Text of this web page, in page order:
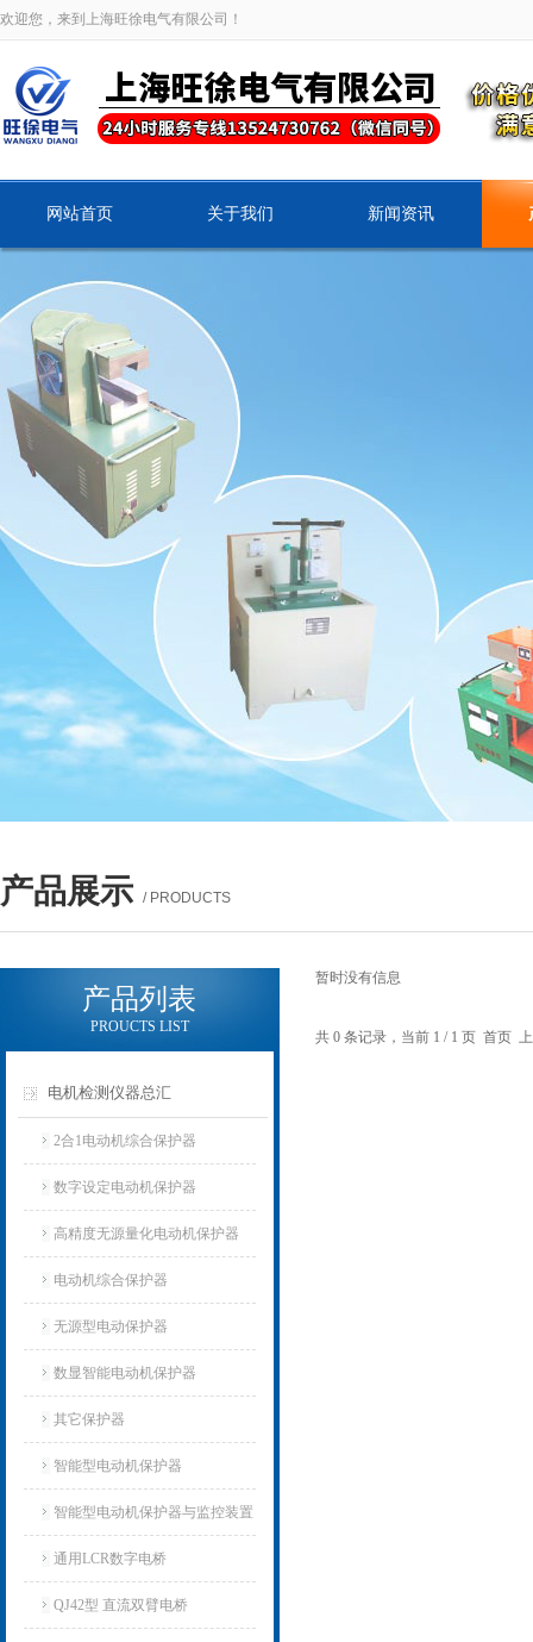
欢迎您，来到上海旺徐电气有限公司！
网站首页 关于我们 新闻资讯
产品展示 / PRODUCTS
产品列表
PROUCTS LIST
电机检测仪器总汇
2合1电动机综合保护器
数字设定电动机保护器
高精度无源量化电动机保护器
电动机综合保护器
无源型电动保护器
数显智能电动机保护器
其它保护器
智能型电动机保护器
智能型电动机保护器与监控装置
通用LCR数字电桥
QJ42型 直流双臂电桥
暂时没有信息
共 0 条记录，当前 1 / 1 页 首页